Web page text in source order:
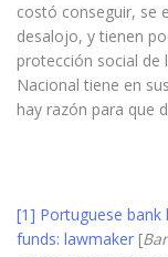
costó conseguir, se
desalojo, y tienen
protección social de
Nacional tiene en
hay razón para que
[1] Portuguese bank
funds: lawmaker [